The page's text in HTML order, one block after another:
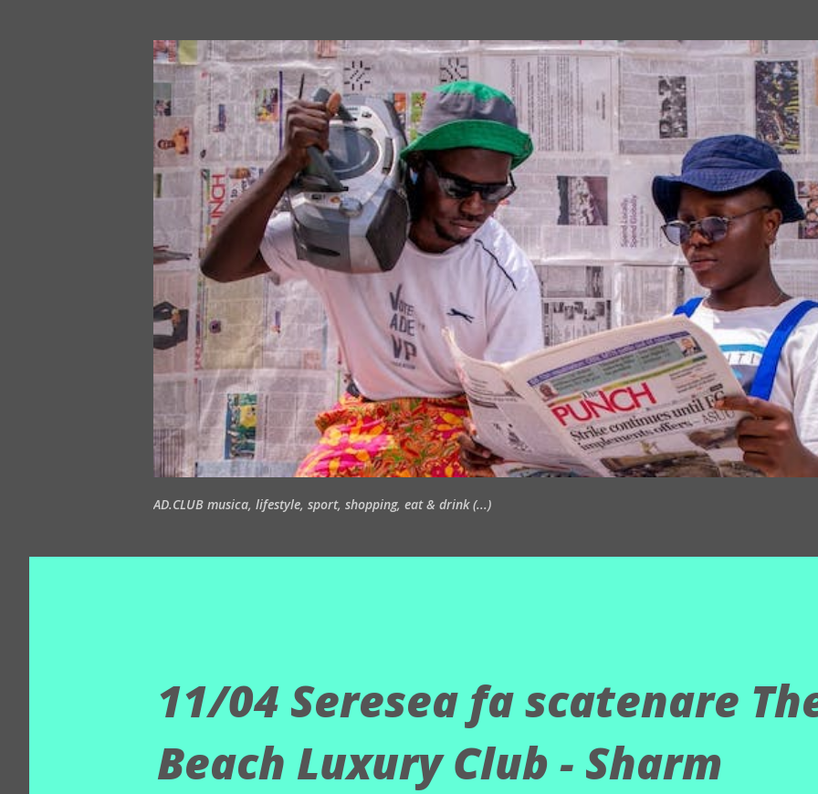
AD.CLUB musica, lifestyle, sport, shopping, eat & drink (...)
11/04 Seresea fa scatenare
Beach Luxury Club - Sharm